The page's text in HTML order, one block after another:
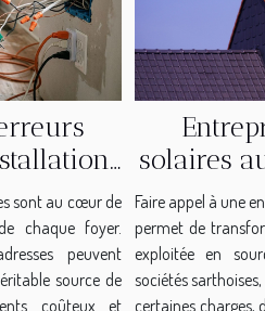
sont au cœur de
chaque foyer.
peuvent
source de
coûteux et
solaires
Faire appel à une
permet de
exploitée en
sociétés
certaines charges,